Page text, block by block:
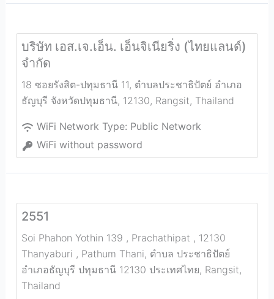
บริษัท เอส.เจ.เอ็น. เอ็นจิเนียริ่ง (ไทยแลนด์)
จำกัด
18 ซอยรังสิต-ปทุมธานี 11, ตำบลประชาธิปัตย์ อำเภอ
ธัญบุรี จังหวัดปทุมธานี, 12130, Rangsit, Thailand
WiFi Network Type: Public Network
WiFi without password
2551
Soi Phahon Yothin 139 , Prachathipat , 12130
Thanyaburi , Pathum Thani, ตำบล ประชาธิปัตย์
อำเภอธัญบุรี ปทุมธานี 12130 ประเทศไทย, Rangsit,
Thailand